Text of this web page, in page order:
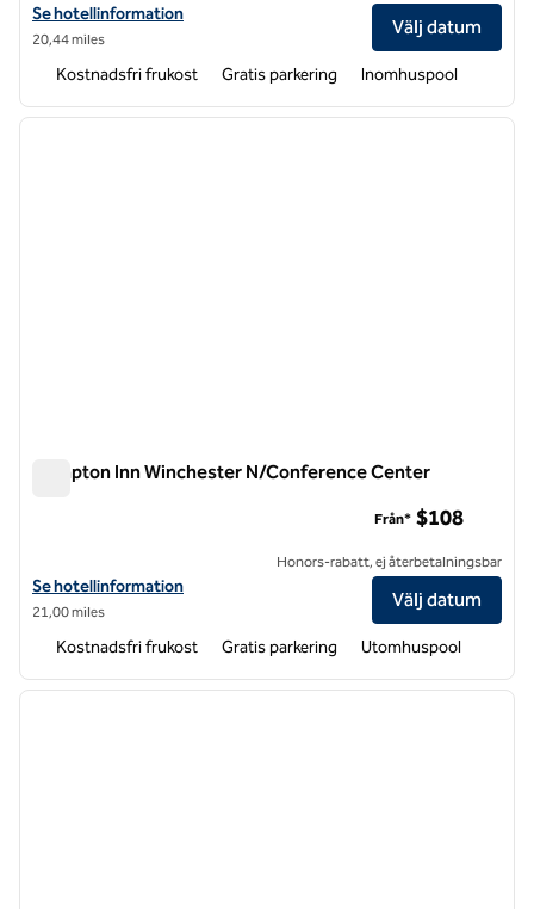
Visa hotelldetaljer för Hampton Inn Hagerstown-I-81
Se hotellinformation
20,44 miles
Välj datum
Kostnadsfri frukost Gratis parkering Inomhuspool
1 av 12
nästa
Hampton Inn Winchester N/Conference Center
Visa hotelldetaljer för Hampton Inn Winchester N/Conference
Se hotellinformation
21,00 miles
Från* $108
Honors-rabatt, ej återbetalningsbar
Välj datum
Kostnadsfri frukost Gratis parkering Utomhuspool
1 av 12
nästa